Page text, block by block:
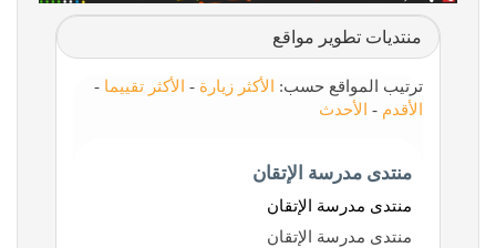
منتديات تطوير مواقع
ترتيب المواقع حسب: الأكثر زيارة - الأكثر تقييما -
الأقدم - الأحدث
منتدى مدرسة الإتقان
منتدى مدرسة الإتقان
منتدى مدرسة الإتقان